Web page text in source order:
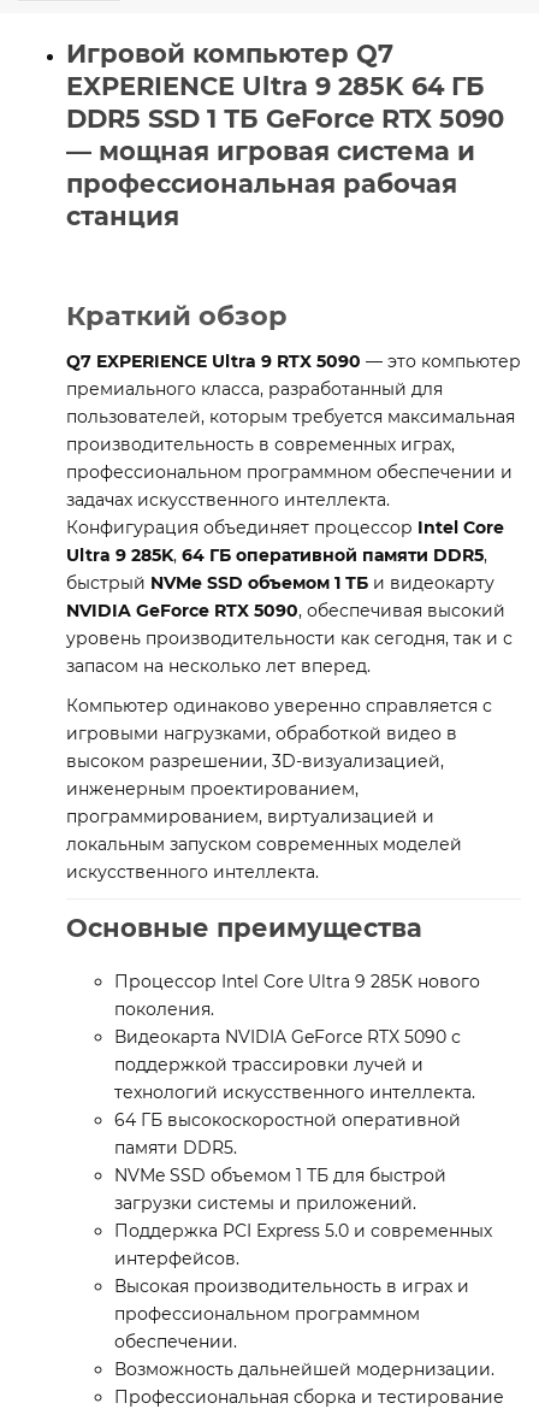
Игровой компьютер Q7
EXPERIENCE Ultra 9 285K 64 ГБ
DDR5 SSD 1 ТБ GeForce RTX 5090
— мощная игровая система и
профессиональная рабочая
станция
Краткий обзор
Q7 EXPERIENCE Ultra 9 RTX 5090 — это компьютер
премиального класса, разработанный для
пользователей, которым требуется максимальная
производительность в современных играх,
профессиональном программном обеспечении и
задачах искусственного интеллекта.
Конфигурация объединяет процессор Intel Core
Ultra 9 285K, 64 ГБ оперативной памяти DDR5,
быстрый NVMe SSD объемом 1 ТБ и видеокарту
NVIDIA GeForce RTX 5090, обеспечивая высокий
уровень производительности как сегодня, так и с
запасом на несколько лет вперед.
Компьютер одинаково уверенно справляется с
игровыми нагрузками, обработкой видео в
высоком разрешении, 3D-визуализацией,
инженерным проектированием,
программированием, виртуализацией и
локальным запуском современных моделей
искусственного интеллекта.
Основные преимущества
Процессор Intel Core Ultra 9 285K нового
поколения.
Видеокарта NVIDIA GeForce RTX 5090 с
поддержкой трассировки лучей и
технологий искусственного интеллекта.
64 ГБ высокоскоростной оперативной
памяти DDR5.
NVMe SSD объемом 1 ТБ для быстрой
загрузки системы и приложений.
Поддержка PCI Express 5.0 и современных
интерфейсов.
Высокая производительность в играх и
профессиональном программном
обеспечении.
Возможность дальнейшей модернизации.
Профессиональная сборка и тестирование